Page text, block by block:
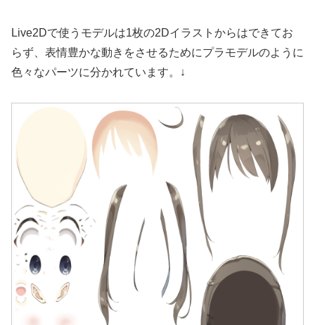
Live2Dで使うモデルは1枚の2Dイラストからはできてお
らず、表情豊かな動きをさせるためにプラモデルのように
色々なパーツに分かれています。↓